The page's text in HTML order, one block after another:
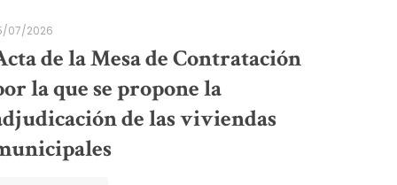
07/2026
de la Mesa de Contratación
la que se propone la
de las viviendas